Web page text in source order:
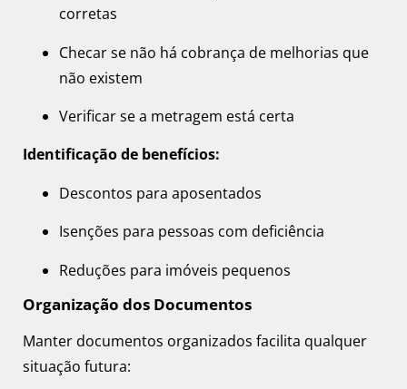
corretas
Checar se não há cobrança de melhorias que
não existem
Verificar se a metragem está certa
Identificação de benefícios:
Descontos para aposentados
Isenções para pessoas com deficiência
Reduções para imóveis pequenos
Organização dos Documentos
Manter documentos organizados facilita qualquer
situação futura: